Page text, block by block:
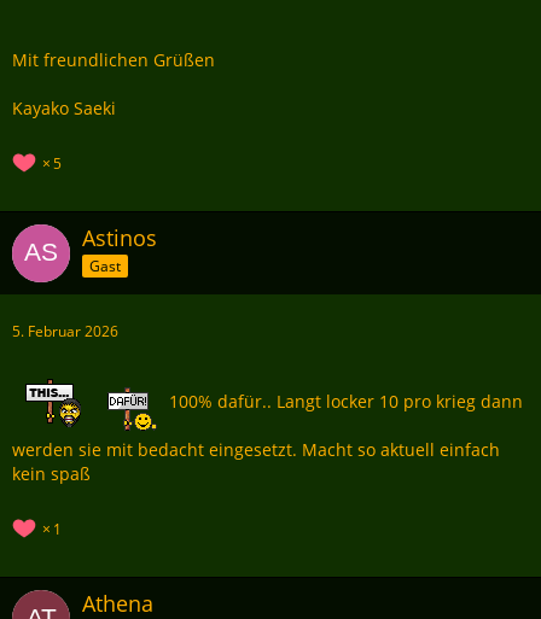
Mit freundlichen Grüßen
Kayako Saeki
5
Astinos
Gast
5. Februar 2026
100% dafür.. Langt locker 10 pro krieg dann
werden sie mit bedacht eingesetzt. Macht so aktuell einfach
kein spaß
1
Athena